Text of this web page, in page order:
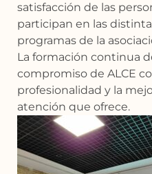
satisfacción de las
participan en las
programas de la
La formación continua
compromiso de ALCE
profesionalidad y la
atención que ofrece.